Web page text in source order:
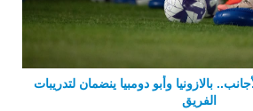
بالازونيا وأبو دومبيا ينضمان لتدريبات
الفريق